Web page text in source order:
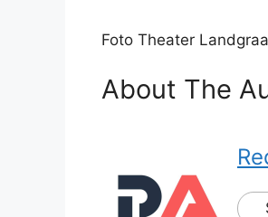
Foto Theater
About The